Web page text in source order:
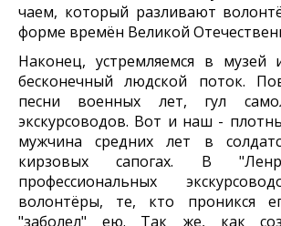
чаем, который разливают
форме времён Великой
Наконец, устремляемся в музей
бесконечный людской поток.
песни военных лет, гул
экскурсоводов. Вот и наш -
мужчина средних лет в
кирзовых сапогах. В
профессиональных
волонтёры, те, кто проникся
"заболел" ею. Так же, как